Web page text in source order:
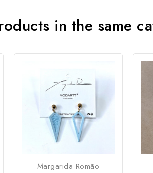
in the same
Margarida Romão